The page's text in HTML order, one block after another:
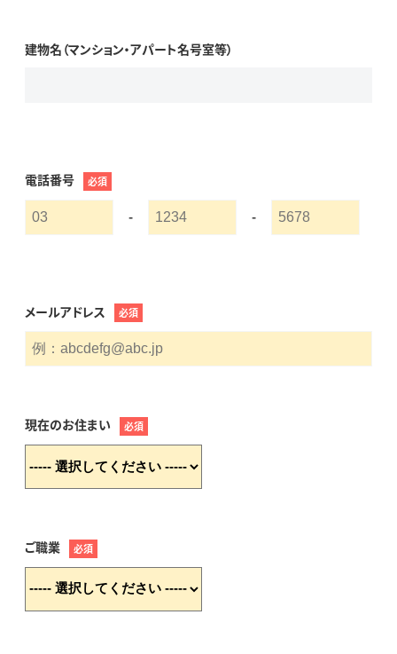
建物名（マンション・アパート名号室等）
電話番号 必須
- -
メールアドレス 必須
現在のお住まい 必須
ご職業 必須